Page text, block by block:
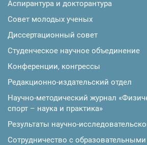
Аспирантура и докторантура
Совет молодых ученых
Диссертационный совет
Студенческое научное объединение
Конференции, конгрессы
Редакционно-издательский отдел
Научно-методический журнал
спорт – наука и практика»
Результаты научно-
Сотрудничество с